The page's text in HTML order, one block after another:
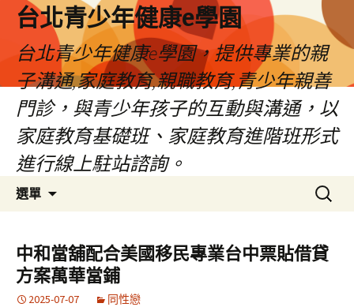
台北青少年健康e學園
台北青少年健康e學園，提供專業的親
子溝通,家庭教育,親職教育,青少年親善
門診，與青少年孩子的互動與溝通，以
家庭教育基礎班、家庭教育進階班形式
進行線上駐站諮詢。
選單
容
搜
尋
鍵
字:
中和當舖配合美國移民專業台中票貼借貸
方案萬華當鋪
2025-07-07 同性戀